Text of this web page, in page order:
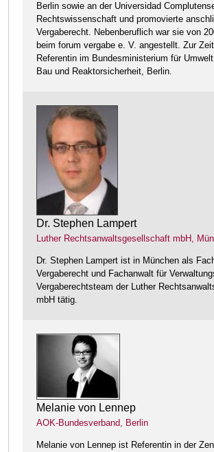
Berlin sowie an der Universidad
Rechtswissenschaft und promovierte
Vergaberecht. Nebenberuflich war sie von
beim forum vergabe e. V. angestellt. Zur
Referentin im Bundesministerium für
Bau und Reaktorsicherheit, Berlin.
Dr. Stephen Lampert
Luther Rechtsanwaltsgesellschaft mbH,
Dr. Stephen Lampert ist in München als
Vergaberecht und Fachanwalt für
Vergaberechtsteam der Luther
mbH tätig.
Melanie von Lennep
AOK-Bundesverband, Berlin
Melanie von Lennep ist Referentin in der